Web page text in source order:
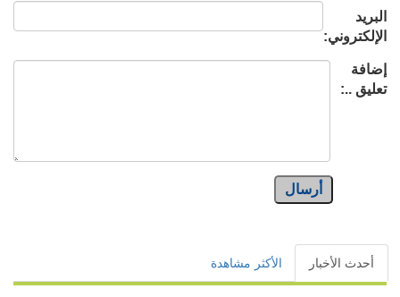
البريد
الإلكتروني:
إضافة
تعليق ..:
أرسال
أحدث الأخبار الأكثر مشاهدة